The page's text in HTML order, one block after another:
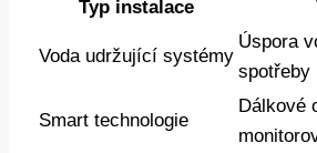
Typ instalace
Voda udržující systémy
Úspora
spotřeby
Smart technologie
Dálkové